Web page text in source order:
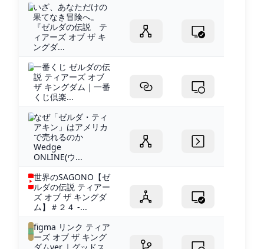
いざ、あなただけの
果てなき冒険へ。
『ゼルダの伝説 テ
ィアーズ オブ ザ キ
ングダ...
一番くじ ゼルダの伝
説 ティアーズ オブ
ザ キングダム｜一番
くじ倶楽...
なぜ「ゼルダ・ティ
アキン」はアメリカ
で売れるのか
Wedge
ONLINE(ウ...
世界のSAGONO【ゼ
ルダの伝説 ティアー
ズ オブ ザ キングダ
ム】＃２４ -...
figma リンク ティア
ーズ オブ ザ キング